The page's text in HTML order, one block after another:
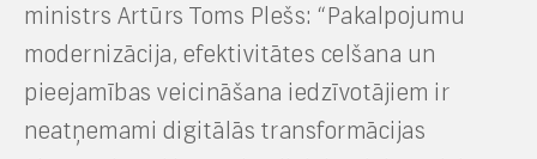
ministrs Artūrs Toms Plešs: “Pakalpojumu
modernizācija, efektivitātes celšana un
pieejamības veicināšana iedzīvotājiem ir
neatņemami digitālās transformācijas